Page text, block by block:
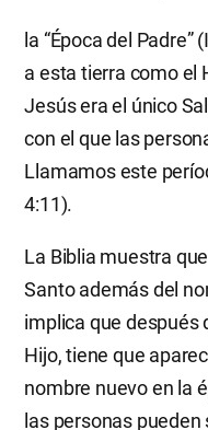
la “Época del
a esta tierra como el
Jesús era el único
con el que las
Llamamos este
4:11).
La Biblia muestra
Santo además del
implica que después
Hijo, tiene que
nombre nuevo en la
las personas